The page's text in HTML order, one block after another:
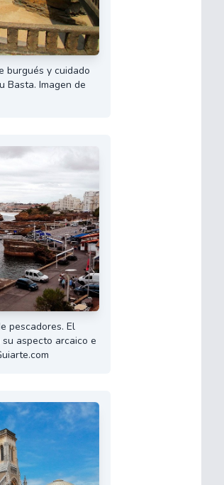
burgués y cuidado
Basta. Imagen de
pescadores. El
aspecto arcaico e